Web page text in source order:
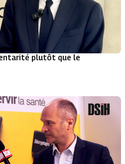
plutôt que le